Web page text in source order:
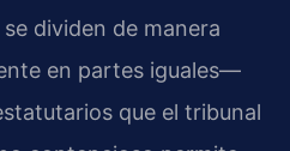
dividen de manera
en partes iguales—
que el tribunal